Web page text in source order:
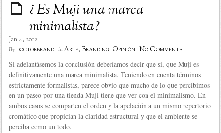
¿ Es Muji una marca
minimalista?
Jan 4, 2012
Bydoctorbrand inArte, Branding, Opinión No Comments
Si adelantásemos la conclusión deberíamos decir que sí, que Muji es
definitivamente una marca minimalista. Teniendo en cuenta términos
estrictamente formalistas, parece obvio que mucho de lo que percibimos
en un paseo por una tienda Muji tiene que ver con el minimalismo. En
ambos casos se comparten el orden y la apelación a un mismo repertorio
cromático que propician la claridad estructural y que el ambiente se
perciba como un todo.